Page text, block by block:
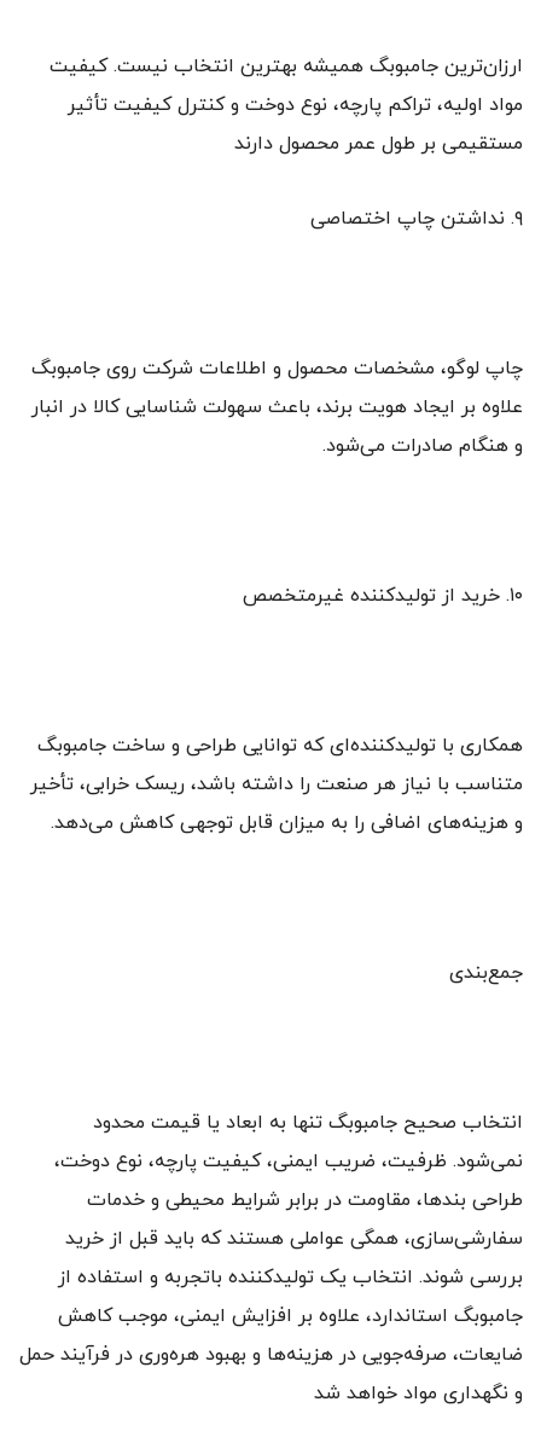
ارزان‌ترین جامبوبگ همیشه بهترین انتخاب نیست. کیفیت
مواد اولیه، تراکم پارچه، نوع دوخت و کنترل کیفیت تأثیر
مستقیمی بر طول عمر محصول دارند
۹. نداشتن چاپ اختصاصی
چاپ لوگو، مشخصات محصول و اطلاعات شرکت روی جامبوبگ
علاوه بر ایجاد هویت برند، باعث سهولت شناسایی کالا در انبار
و هنگام صادرات می‌شود.
۱۰. خرید از تولیدکننده غیرمتخصص
همکاری با تولیدکننده‌ای که توانایی طراحی و ساخت جامبوبگ
متناسب با نیاز هر صنعت را داشته باشد، ریسک خرابی، تأخیر
و هزینه‌های اضافی را به میزان قابل توجهی کاهش می‌دهد.
جمع‌بندی
انتخاب صحیح جامبوبگ تنها به ابعاد یا قیمت محدود
نمی‌شود. ظرفیت، ضریب ایمنی، کیفیت پارچه، نوع دوخت،
طراحی بندها، مقاومت در برابر شرایط محیطی و خدمات
سفارشی‌سازی، همگی عواملی هستند که باید قبل از خرید
بررسی شوند. انتخاب یک تولیدکننده باتجربه و استفاده از
جامبوبگ استاندارد، علاوه بر افزایش ایمنی، موجب کاهش
ضایعات، صرفه‌جویی در هزینه‌ها و بهبود هره‌وری در فرآیند حمل
و نگهداری مواد خواهد شد